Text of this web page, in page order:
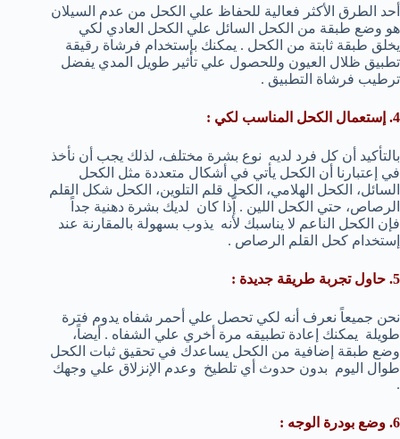
أحد الطرق الأكثر فعالية للحفاظ علي الكحل من عدم السيلان
هو وضع طبقة من الكحل السائل علي الكحل العادي لكي
يخلق طبقة ثابتة من الكحل . يمكنك بإستخدام فرشاة رقيقة
تطبيق ظلال العيون وللحصول علي تأثير طويل المدي يفضل
ترطيب فرشاة التطبيق .
4. إستعمال الكحل المناسب لكي :
بالتأكيد أن كل فرد لديه نوع بشرة مختلف، لذلك يجب أن نأخذ
في إعتبارنا أن الكحل يأتي في أشكال متعددة مثل الكحل
السائل، الكحل الهلامي، الكحل قلم التلوين، الكحل شكل القلم
الرصاص، حتي الكحل اللين . إّذا كان لديك بشرة دهنية جداً
فإن الكحل الناعم لا يناسبك لأنه يذوب بسهولة بالمقارنة عند
إستخدام كحل القلم الرصاص .
5. حاول تجربة طريقة جديدة :
نحن جميعاً نعرف أنه لكي تحصل علي أحمر شفاه يدوم فترة
طويلة يمكنك إعادة تطبيقه مرة أخري علي الشفاه . أيضاً،
وضع طبقة إضافية من الكحل يساعدك في تحقيق ثبات الكحل
طوال اليوم بدون حدوث أي تلطيخ وعدم الإنزلاق علي وجهك
.
6. وضع بودرة الوجه :